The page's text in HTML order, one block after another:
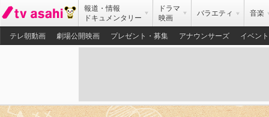
報道・情報
ドキュメンタリー
ドラマ
映画
バラエティ 音楽
テレ朝動画 劇場公開映画 プレゼント・募集 アナウンサーズ イベント